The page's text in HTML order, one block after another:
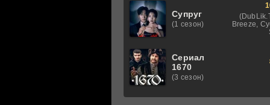
Супруг
(1 сезон)
Breeze,
Сериал
1670
(3 сезон)